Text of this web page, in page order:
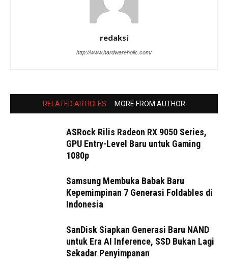
redaksi
http://www.hardwareholic.com/
RELATED ARTICLES MORE FROM AUTHOR
ASRock Rilis Radeon RX 9050 Series,
GPU Entry-Level Baru untuk Gaming
1080p
Samsung Membuka Babak Baru
Kepemimpinan 7 Generasi Foldables di
Indonesia
SanDisk Siapkan Generasi Baru NAND
untuk Era AI Inference, SSD Bukan Lagi
Sekadar Penyimpanan